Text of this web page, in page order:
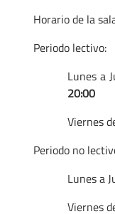
Horario de la
Periodo lectivo:
Lunes a
20:00
Viernes
Periodo no
Lunes a
Viernes